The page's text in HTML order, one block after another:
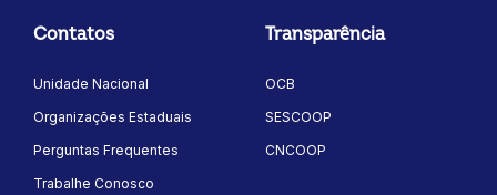
Contatos
Unidade Nacional
Organizações Estaduais
Perguntas Frequentes
Trabalhe Conosco
Transparência
OCB
SESCOOP
CNCOOP